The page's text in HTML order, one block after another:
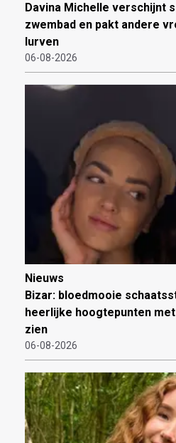
Davina Michelle verschijnt
zwembad en pakt andere
lurven
06-08-2026
Nieuws
Bizar: bloedmooie
heerlijke hoogtepunten
zien
06-08-2026